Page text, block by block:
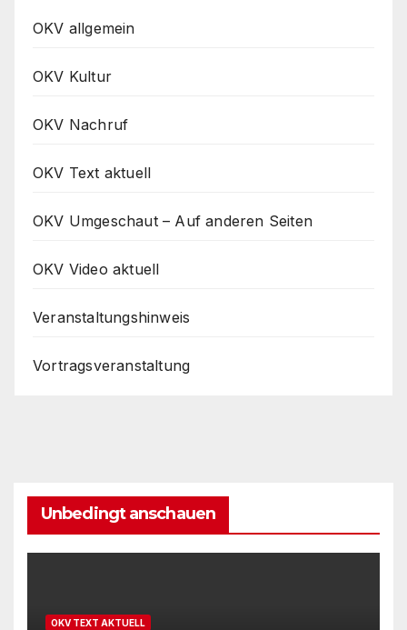
OKV allgemein
OKV Kultur
OKV Nachruf
OKV Text aktuell
OKV Umgeschaut – Auf anderen Seiten
OKV Video aktuell
Veranstaltungshinweis
Vortragsveranstaltung
Unbedingt anschauen
OKV TEXT AKTUELL